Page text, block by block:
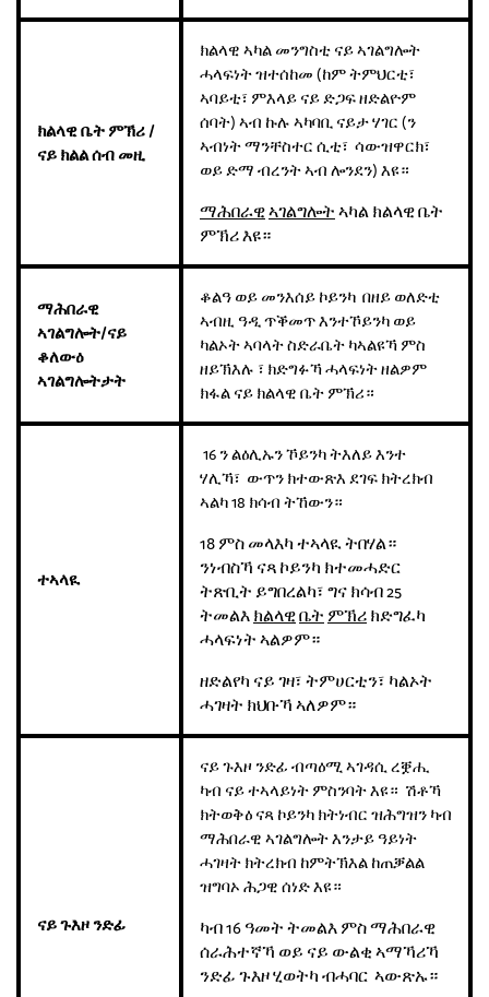
ክልላዊቤት ምኽሪ /
ናይ ክልልሰብ መዚ
ክልላዊ ኣካል መንግስቲ ናይ ኣገልግሎት
ሓላፍነት ዝተሰከመ (ከም ትምህርቲ፣
ኣባይቲ፣ ምእላይ ናይ ድጋፍ ዘድልዮም
ሰባት) ኣብ ኩሉ ኣካባቢ ናይታ ሃገር (ን
ኣብነት ማንቸስተር ሲቲ፣ ሳውዝዋርክ፣
ወይ ድማ ብረንት ኣብ ሎንደን) እዩ።
ማሕበራዊኣገልግሎት ኣካል ክልላዊ ቤት
ምኽሪ እዩ።
ማሕበራዊ
ኣገልግሎት/ናይ
ቆለውዕ
ኣገልግሎትታት
ቆልዓ ወይ መንእሰይ ኮይንካ በዘይ ወለድቲ
ኣብዚ ዓዲ ጥቕመጥ እንተኾይንካ ወይ
ካልኦት ኣባላት ስድራቤት ካኣልዩኻ ምስ
ዘይኽእሉ ፣ ክድግፉኻ ሓላፍነት ዘልዎም
ክፋል ናይ ክልላዊ ቤት ምኽሪ።
ተኣላዪ
16 ን ልዕሊኡን ኾይንካ ትእለይ እንተ
ሃሊኻ፣ ውጥን ክተውጽእ ደገፍ ክትረክብ
ኣልካ 18 ክሳብ ትኸውን።
18 ምስ መላእካ ተኣላዪ ትበሃል።
ንነብስኻ ናጻ ኮይንካ ክተመሓድር
ትጽቢት ይግበረልካ፣ ግና ክሳብ 25
ትመልእ ክልላዊቤት ምኽሪ ክድግፈካ
ሓላፍነት ኣልዎም።
ዘድልየካ ናይ ገዛ፣ ትምሀርቲን፣ ካልኦት
ሓገዛት ክህቡኻ ኣለዎም።
ናይጉእዞንድፊ
ናይ ጉእዞ ንድፊ ብጣዕሚ ኣገዳሲ ረቛሒ
ካብ ናይ ተኣላይነት ምስንባት እዩ። ሽቶኻ
ክትወቅዕ ናጻ ኮይንካ ክትነብር ዝሕግዝን ካብ
ማሕበራዊ ኣገልግሎት እንታይ ዓይነት
ሓገዛት ክትረክብ ከምትኽእል ከጠቓልል
ዝግባኦ ሕጋዊ ሰነድ እዩ።
ካብ 16 ዓመት ትመልእ ምስ ማሕበራዊ
ሰራሕተኛኻ ወይ ናይ ውልቂ ኣማኻሪኻ
ንድፊ ጉእዞ ሂወትካ ብሓባር ኣውጽኡ።